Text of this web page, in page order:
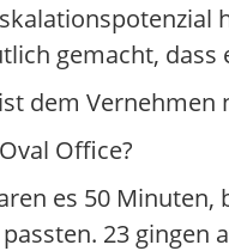
gemacht,
dem Vernehmen
Office?
es 50
23